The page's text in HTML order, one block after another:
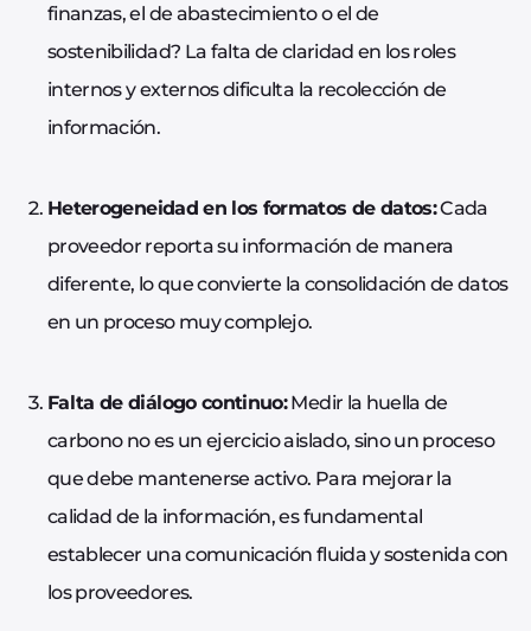
finanzas, el de abastecimiento o el de
sostenibilidad? La falta de claridad en los roles
internos y externos dificulta la recolección de
información.
Heterogeneidad en los formatos de datos:Cada
proveedor reporta su información de manera
diferente, lo que convierte la consolidación de datos
en un proceso muy complejo.
Falta de diálogo continuo:Medir la huella de
carbono no es un ejercicio aislado, sino un proceso
que debe mantenerse activo. Para mejorar la
calidad de la información, es fundamental
establecer una comunicación fluida y sostenida con
los proveedores.